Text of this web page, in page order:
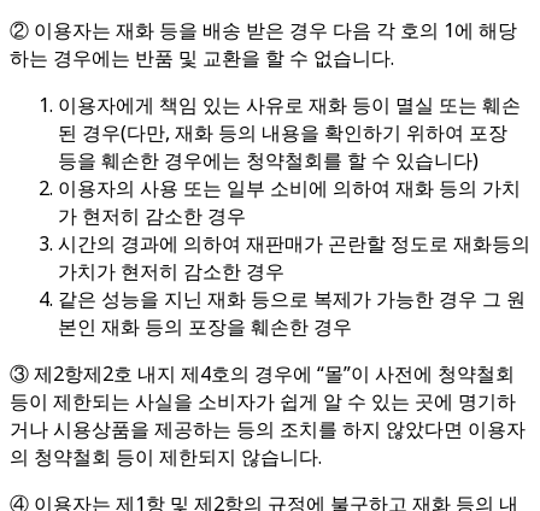
② 이용자는 재화 등을 배송 받은 경우 다음 각 호의 1에 해당
하는 경우에는 반품 및 교환을 할 수 없습니다.
이용자에게 책임 있는 사유로 재화 등이 멸실 또는 훼손
된 경우(다만, 재화 등의 내용을 확인하기 위하여 포장
등을 훼손한 경우에는 청약철회를 할 수 있습니다)
이용자의 사용 또는 일부 소비에 의하여 재화 등의 가치
가 현저히 감소한 경우
시간의 경과에 의하여 재판매가 곤란할 정도로 재화등의
가치가 현저히 감소한 경우
같은 성능을 지닌 재화 등으로 복제가 가능한 경우 그 원
본인 재화 등의 포장을 훼손한 경우
③ 제2항제2호 내지 제4호의 경우에 “몰”이 사전에 청약철회
등이 제한되는 사실을 소비자가 쉽게 알 수 있는 곳에 명기하
거나 시용상품을 제공하는 등의 조치를 하지 않았다면 이용자
의 청약철회 등이 제한되지 않습니다.
④ 이용자는 제1항 및 제2항의 규정에 불구하고 재화 등의 내